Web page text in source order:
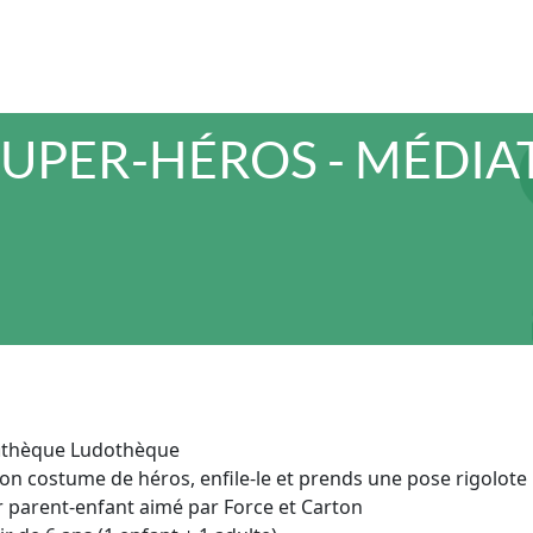
HÉROS -
Ludothèque
costume de héros, enfile-le et prends une pose
parent-enfant aimé par Force et Carton